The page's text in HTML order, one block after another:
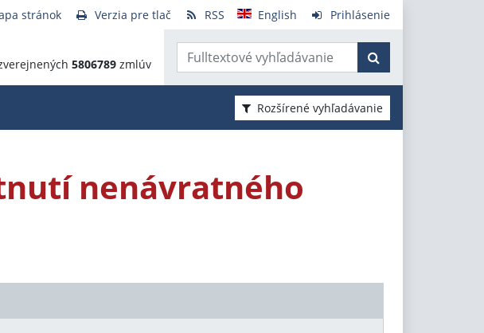
stránok Verzia pre tlač RSS English Prihlásenie
5806789 zmlúv
Rozšírené vyhľadávanie
nenávratného